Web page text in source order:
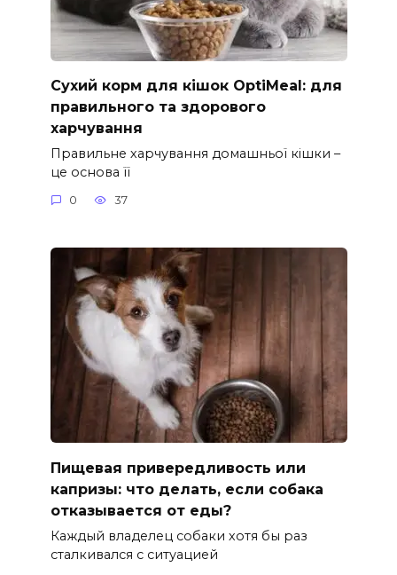
Сухий корм для кішок OptiMeal: для
правильного та здорового
харчування
Правильне харчування домашньої кішки –
це основа її
0 37
Пищевая привередливость или
капризы: что делать, если собака
отказывается от еды?
Каждый владелец собаки хотя бы раз
сталкивался с ситуацией